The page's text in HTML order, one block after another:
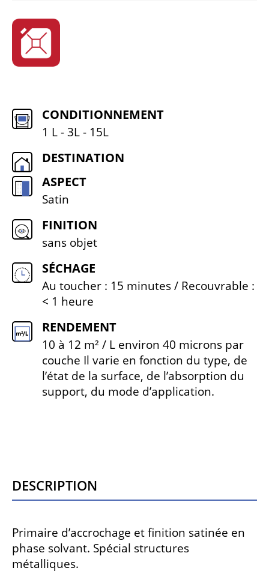
CONDITIONNEMENT
1 L - 3L - 15L
DESTINATION
ASPECT
Satin
FINITION
sans objet
SÉCHAGE
Au toucher : 15 minutes / Recouvrable :
< 1 heure
RENDEMENT
10 à 12 m² / L environ 40 microns par
couche Il varie en fonction du type, de
l’état de la surface, de l’absorption du
support, du mode d’application.
Description
Primaire d’accrochage et finition satinée en
phase solvant. Spécial structures
métalliques.